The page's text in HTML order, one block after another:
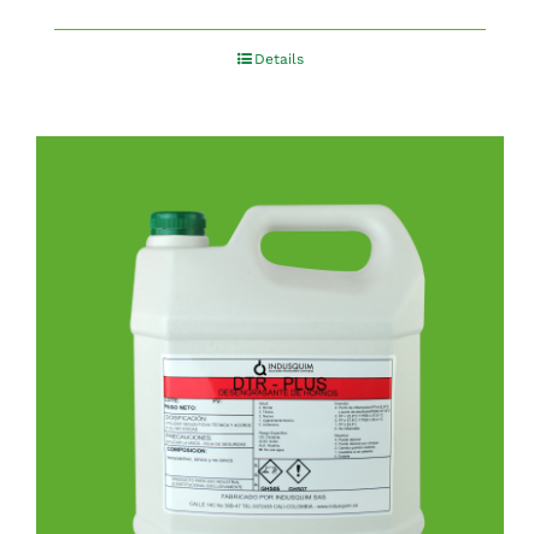
Details